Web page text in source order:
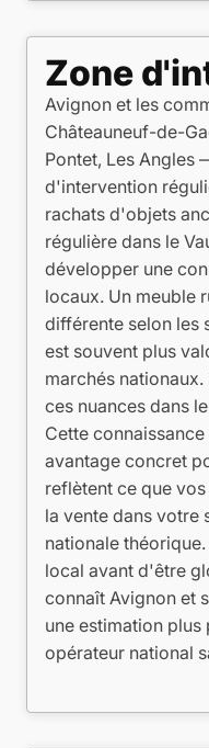
Zone
Avignon et les
Châteauneuf-de-
Pontet, Les Angles
d'intervention
rachats d'objets
régulière dans le
développer une
locaux. Un meuble
différente selon les
est souvent plus
marchés
ces nuances dans
Cette
avantage concret
reflètent ce que
la vente dans votre
nationale
local avant d'être
connaît Avignon et
une estimation
opérateur national